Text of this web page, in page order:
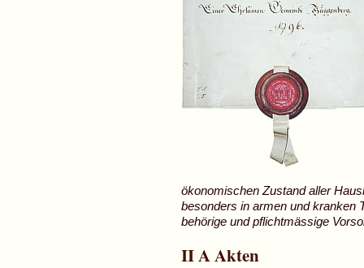
ökonomischen Zustand aller
besonders in armen und kranken
behörige und pflichtmässige
II A Akten